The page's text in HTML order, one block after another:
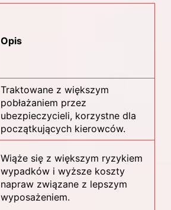
Opis
Traktowane z większym
pobłażaniem przez
ubezpieczycieli, korzystne dla
początkujących kierowców.
Wiąże się z większym ryzykiem
wypadków i wyższe koszty
napraw związane z lepszym
wyposażeniem.